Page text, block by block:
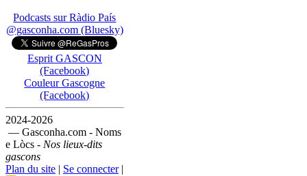
Podcasts sur Ràdio País
@gasconha.com (Bluesky)
Esprit GASCON
(Facebook)
Couleur Gascogne
(Facebook)
2024-2026
— Gasconha.com - Noms
e Lòcs - Nos lieux-dits
gascons
Plan du site | Se connecter|